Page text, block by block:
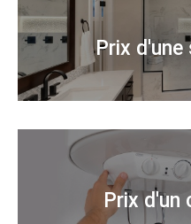
Prix d'une
Prix d'un